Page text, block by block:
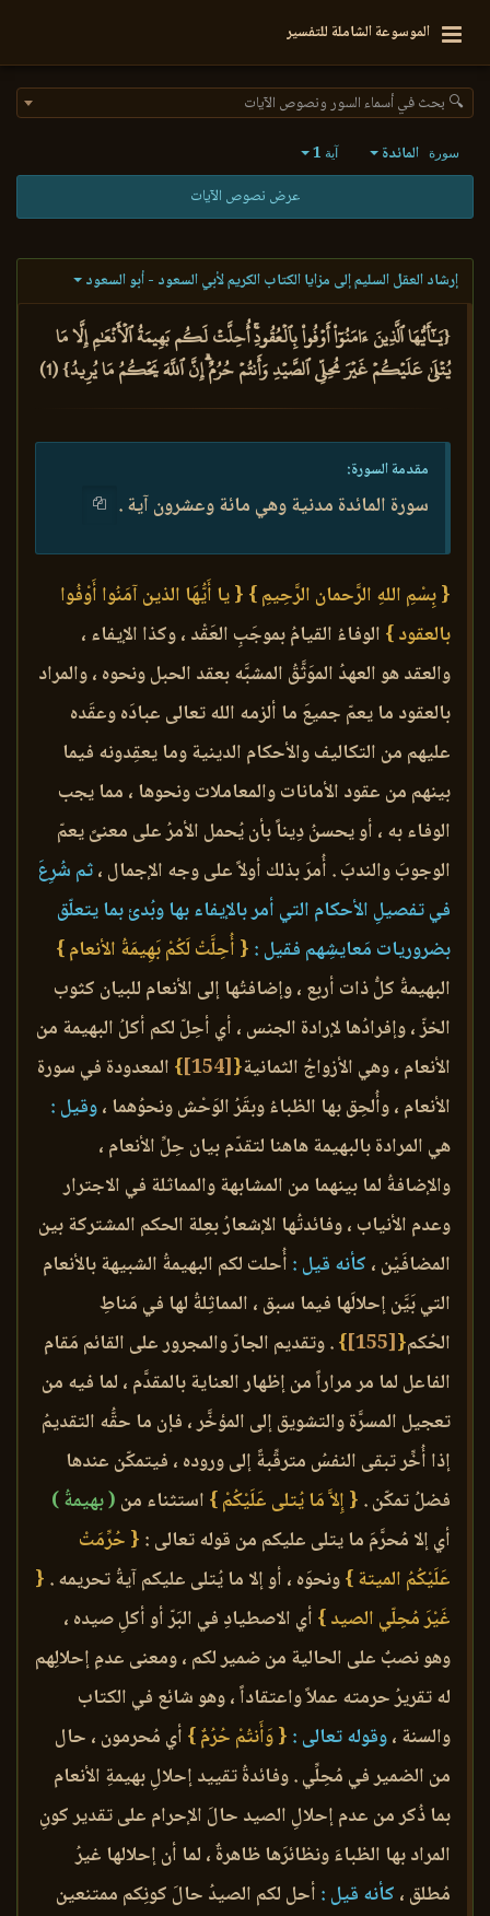
الموسوعة الشاملة للتفسير
🔍 بحث في أسماء السور ونصوص الآيات
سورة المائدة آية 1
عرض نصوص الآيات
إرشاد العقل السليم إلى مزايا الكتاب الكريم لأبي السعود - أبو السعود
{يَـٰٓأَيُّهَا ٱلَّذِينَ ءَامَنُوٓاْ أَوۡفُواْ بِٱلۡعُقُودِۚ أُحِلَّتۡ لَكُم بَهِيمَةُ ٱلۡأَنۡعَٰمِ إِلَّا مَا
يُتۡلَىٰ عَلَيۡكُمۡ غَيۡرَ مُحِلِّي ٱلصَّيۡدِ وَأَنتُمۡ حُرُمٌۗ إِنَّ ٱللَّهَ يَحۡكُمُ مَا يُرِيدُ} (1)
مقدمة السورة:
سورة المائدة مدنية وهي مائة وعشرون آية .
{ بِسْمِ اللهِ الرَّحمان الرَّحِيمِ } { يا أَيُّهَا الذين آمَنُوا أَوْفُوا
بالعقود } الوفاءُ القيامُ بموجَبِ العَقْد ، وكذا الإيفاء ،
والعقد هو العهدُ الموَثَّقُ المشبَّه بعقد الحبل ونحوه ، والمراد
بالعقود ما يعمّ جميعَ ما ألزمه الله تعالى عبادَه وعقَده
عليهم من التكاليف والأحكام الدينية وما يعقِدونه فيما
بينهم من عقود الأمانات والمعاملات ونحوها ، مما يجب
الوفاء به ، أو يحسنُ دِيناً بأن يُحمل الأمرُ على معنىً يعمّ
الوجوبَ والندبَ . أُمرَ بذلك أولاً على وجه الإجمال ،ثم شُرِعَ
في تفصيلِ الأحكام التي أمر بالإيفاء بها وبُدئ بما يتعلّق
بضروريات مَعايشِهم فقيل : { أُحِلَّتْ لَكُمْ بَهِيمَةُ الأنعام }
البهيمةُ كلُّ ذات أربع ، وإضافتُها إلى الأنعام للبيان كثوب
الخزّ ، وإفرادُها لإرادة الجنس ، أي أحِلّ لكم أكلُ البهيمة من
الأنعام ، وهي الأزواجُ الثمانية{
[154]
} المعدودة في سورة
الأنعام ، وأُلحِق بها الظباءُ وبقَرُ الوَحْش ونحوُهما ،وقيل :
هي المرادة بالبهيمة هاهنا لتقدّم بيان حِلِّ الأنعام ،
والإضافةُ لما بينهما من المشابهة والمماثلة في الاجترار
وعدم الأنياب ، وفائدتُها الإشعارُ بعِلة الحكم المشتركة بين
المضافَيْن ، كأنه قيل : أُحلت لكم البهيمةُ الشبيهة بالأنعام
التي بَيَّن إحلالَها فيما سبق ، المماثِلةُ لها في مَناطِ
الحُكم{
[155]
}. وتقديم الجارّ والمجرور على القائم مَقام
الفاعل لما مر مراراً من إظهار العناية بالمقدَّم ، لما فيه من
تعجيل المسرَّة والتشويق إلى المؤخَّر ، فإن ما حقُّه التقديمُ
إذا أُخِّر تبقى النفسُ مترقِّبةً إلى وروده ، فيتمكّن عندها
فضلُ تمكّن . { إِلاَّ مَا يُتلى عَلَيْكُمْ } استثناء من ( بهيمةُ )
أي إلا مُحرَّمَ ما يتلى عليكم من قوله تعالى : { حُرِّمَتْ
عَلَيْكُمُ الميتة }ونحوَه ، أو إلا ما يُتلى عليكم آيةُ تحريمه . {
غَيْرَ مُحِلّي الصيد } أي الاصطيادِ في البَرّ أو أكلِ صيده ،
وهو نصبٌ على الحالية من ضمير لكم ، ومعنى عدمِ إحلالِهم
له تقريرُ حرمته عملاً واعتقاداً ، وهو شائع في الكتاب
والسنة ،وقوله تعالى : { وَأَنتُمْ حُرُمٌ } أي مُحرمون ، حال
من الضمير في مُحِلِّي . وفائدةُ تقييد إحلالِ بهيمةِ الأنعام
بما ذُكر من عدم إحلالِ الصيد حالَ الإحرام على تقدير كونِ
المراد بها الظباءَ ونظائرَها ظاهرةٌ ، لما أن إحلالها غيرُ
مُطلق ، كأنه قيل : أحل لكم الصيدُ حالَ كونِكم ممتنعين